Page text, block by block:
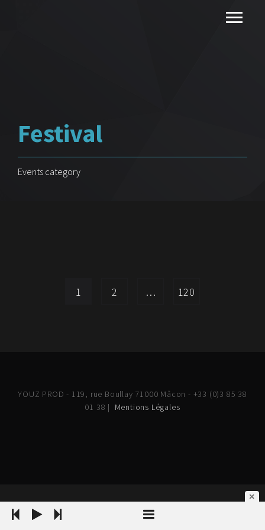
Festival
Events category
1 2 … 120
YOUZ PROD - 119, rue Boullay 71000 Mâcon - +33 (0)3 85 38
01 38 | Mentions Légales